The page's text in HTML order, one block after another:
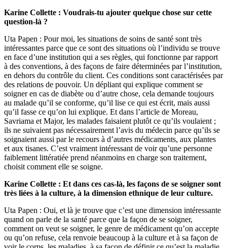
Karine Collette : Voudrais-tu ajouter quelque chose sur cette
question-là ?
Uta Papen : Pour moi, les situations de soins de santé sont très
intéressantes parce que ce sont des situations où l’individu se trouve
en face d’une institution qui a ses règles, qui fonctionne par rapport
à des conventions, à des façons de faire déterminées par l’institution,
en dehors du contrôle du client. Ces conditions sont caractérisées par
des relations de pouvoir. Un dépliant qui explique comment se
soigner en cas de diabète ou d’autre chose, cela demande toujours
au malade qu’il se conforme, qu’il lise ce qui est écrit, mais aussi
qu’il fasse ce qu’on lui explique. Et dans l’article de Moreau,
Savriama et Major, les malades faisaient plutôt ce qu’ils voulaient ;
ils ne suivaient pas nécessairement l’avis du médecin parce qu’ils se
soignaient aussi par le recours à d’autres médicaments, aux plantes
et aux tisanes. C’est vraiment intéressant de voir qu’une personne
faiblement littératiée prend néanmoins en charge son traitement,
choisit comment elle se soigne.
Karine Collette : Et dans ces cas-là, les façons de se soigner sont
très liées à la culture, à la dimension ethnique de leur culture.
Uta Papen : Oui, et là je trouve que c’est une dimension intéressante
quand on parle de la santé parce que la façon de se soigner,
comment on veut se soigner, le genre de médicament qu’on accepte
ou qu’on refuse, cela renvoie beaucoup à la culture et à sa façon de